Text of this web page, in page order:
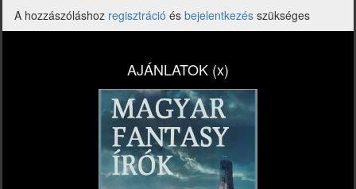
A hozzászóláshoz regisztráció és bejelentkezés szükséges
AJÁNLATOK (x)